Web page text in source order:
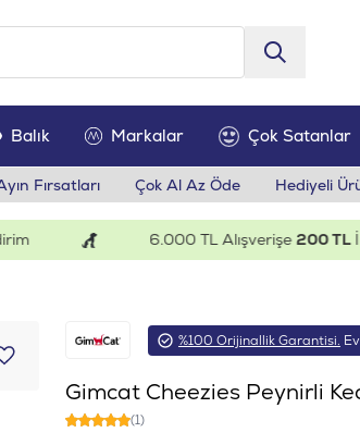
Balık Markalar Çok Satanlar
Fırsatları Çok Al Az Öde Hediyeli
6.000 TL Alışverişe200 TL
%100 Orijinallik Garantisi.
Gimcat Cheezies Peynirli
(1)